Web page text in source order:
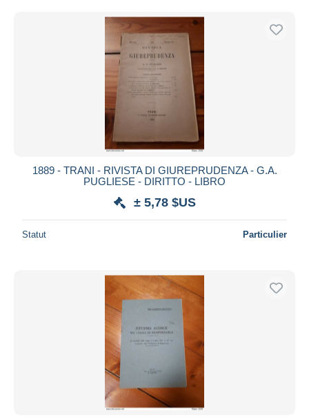
1889 - TRANI - RIVISTA DI GIUREPRUDENZA - G.A.
PUGLIESE - DIRITTO - LIBRO
± 5,78 $US
Statut Particulier